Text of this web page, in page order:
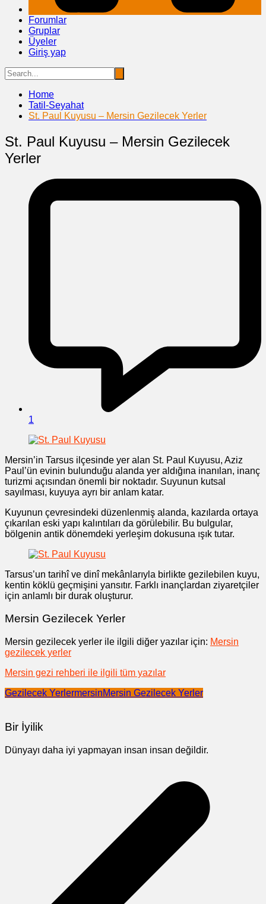
Forumlar
Gruplar
Üyeler
Giriş yap
Home
Tatil-Seyahat
St. Paul Kuyusu – Mersin Gezilecek Yerler
St. Paul Kuyusu – Mersin Gezilecek
Yerler
1
Mersin’in Tarsus ilçesinde yer alan St. Paul Kuyusu, Aziz
Paul’ün evinin bulunduğu alanda yer aldığına inanılan, inanç
turizmi açısından önemli bir noktadır. Suyunun kutsal
sayılması, kuyuya ayrı bir anlam katar.
Kuyunun çevresindeki düzenlenmiş alanda, kazılarda ortaya
çıkarılan eski yapı kalıntıları da görülebilir. Bu bulgular,
bölgenin antik dönemdeki yerleşim dokusuna ışık tutar.
Tarsus’un tarihî ve dinî mekânlarıyla birlikte gezilebilen kuyu,
kentin köklü geçmişini yansıtır. Farklı inançlardan ziyaretçiler
için anlamlı bir durak oluşturur.
Mersin Gezilecek Yerler
Mersin gezilecek yerler ile ilgili diğer yazılar için: Mersin
gezilecek yerler
Mersin gezi rehberi ile ilgili tüm yazılar
Gezilecek YerlermersinMersin Gezilecek Yerler
Bir İyilik
Dünyayı daha iyi yapmayan insan insan değildir.